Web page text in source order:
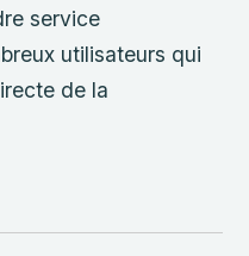
service
utilisateurs qui
de la